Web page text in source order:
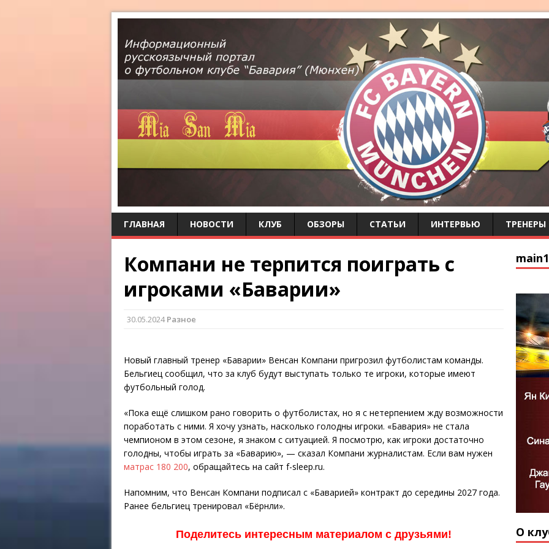
ГЛАВНАЯ НОВОСТИ КЛУБ ОБЗОРЫ СТАТЬИ ИНТЕРВЬЮ ТРЕНЕРЫ
Компани не терпится поиграть с
игроками «Баварии»
30.05.2024Разное
Новый главный тренер «Баварии» Венсан Компани пригрозил футболистам команды.
Бельгиец сообщил, что за клуб будут выступать только те игроки, которые имеют
футбольный голод.
«Пока ещё слишком рано говорить о футболистах, но я с нетерпением жду возможности
поработать с ними. Я хочу узнать, насколько голодны игроки. «Бавария» не стала
чемпионом в этом сезоне, я знаком с ситуацией. Я посмотрю, как игроки достаточно
голодны, чтобы играть за «Баварию», — сказал Компани журналистам. Если вам нужен
матрас 180 200, обращайтесь на сайт f-sleep.ru.
Напомним, что Венсан Компани подписал с «Баварией» контракт до середины 2027 года.
Ранее бельгиец тренировал «Бёрнли».
Поделитесь интересным материалом с друзьями!
main1
О